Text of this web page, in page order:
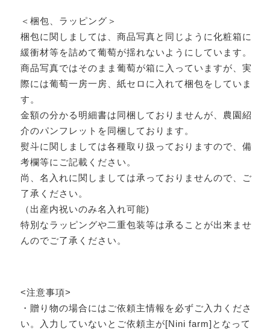
＜梱包、ラッピング＞
梱包に関しましては、商品写真と同じように化粧箱に
緩衝材等を詰めて葡萄が揺れないようにしています。
商品写真ではそのまま葡萄が箱に入っていますが、実
際には葡萄一房一房、紙セロに入れて梱包をしていま
す。
金額の分かる明細書は同梱しておりませんが、農園紹
介のパンフレットを同梱しております。
熨斗に関しましては各種取り扱っておりますので、備
考欄等にご記載ください。
尚、名入れに関しましては承っておりませんので、ご
了承ください。
（出産内祝いのみ名入れ可能)
特別なラッピングや二重包装等は承ることが出来ませ
んのでご了承ください。
<注意事項>
・贈り物の場合にはご依頼主情報を必ずご入力くださ
い。入力していないとご依頼主が[Nini farm]となって